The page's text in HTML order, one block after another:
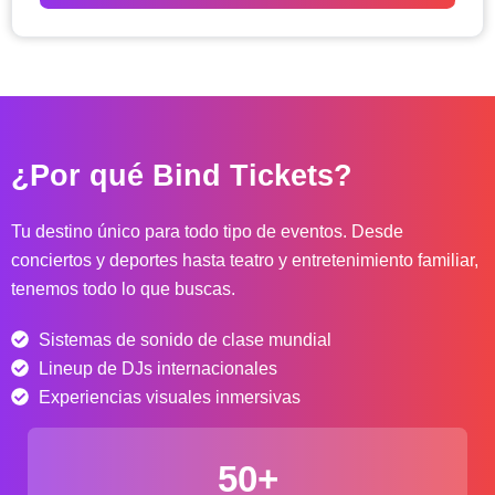
d
p
c
i
s
:
d
d
$
¿Por qué Bind Tickets?
Tu destino único para todo tipo de eventos. Desde
conciertos y deportes hasta teatro y entretenimiento familiar,
tenemos todo lo que buscas.
Sistemas de sonido de clase mundial
Lineup de DJs internacionales
Experiencias visuales inmersivas
50+